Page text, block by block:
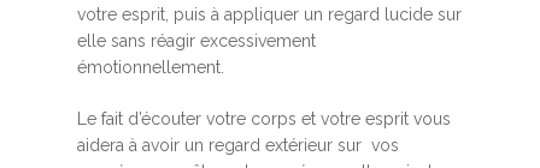
votre esprit, puis à appliquer un regard lucide sur
elle sans réagir excessivement
émotionnellement.
Le fait d’écouter votre corps et votre esprit vous
aidera à avoir un regard extérieur sur vos